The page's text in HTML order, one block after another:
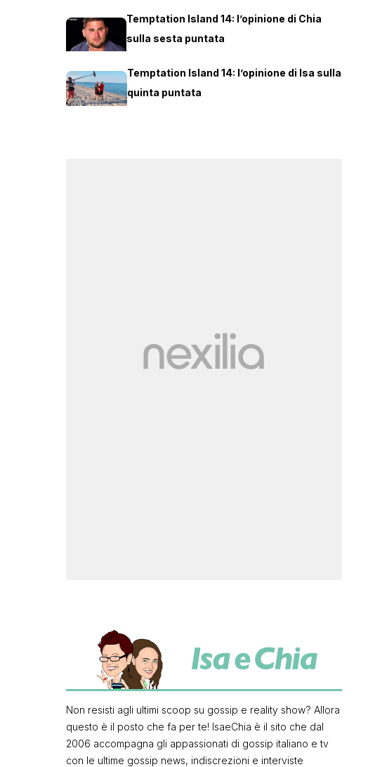
Temptation Island 14: l’opinione di Chia
sulla sesta puntata
Temptation Island 14: l’opinione di Isa sulla
quinta puntata
Non resisti agli ultimi scoop su gossip e reality show? Allora
questo è il posto che fa per te! IsaeChia è il sito che dal
2006 accompagna gli appassionati di gossip italiano e tv
con le ultime gossip news, indiscrezioni e interviste